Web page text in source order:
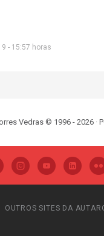
- 15:57 horas
Vedras © 1996 - 2026 ·
OUTROS SITES DA